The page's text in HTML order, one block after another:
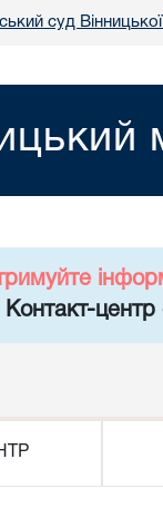
суд
центр